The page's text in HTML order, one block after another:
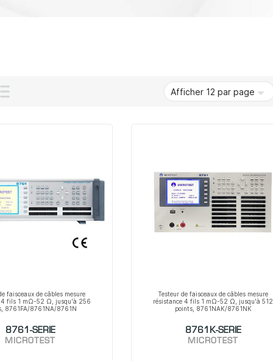
faisceaux de câbles mesure
4 fils 1 mΩ-52 Ω, jusqu'à 256
8761FA/8761NA/8761N
8761-SERIE
MICROTEST
Testeur de faisceaux de câbles mesure
résistance 4 fils 1 mΩ-52 Ω, jusqu'à 512
points, 8761NAK/8761NK
8761K-SERIE
MICROTEST